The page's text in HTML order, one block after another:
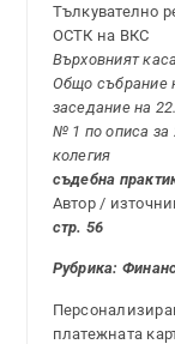
Тълкувателно
ОСТК на ВКС
Върховният
Общо събрание
заседание на
№ 1 по описа за
колегия
съдебна
Автор /
стр. 56
Рубрика:
платежната